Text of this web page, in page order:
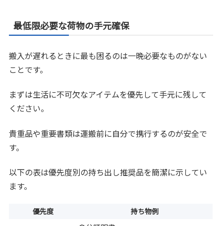
最低限必要な荷物の手元確保
搬入が遅れるときに最も困るのは一晩必要なものがない
ことです。
まずは生活に不可欠なアイテムを優先して手元に残して
ください。
貴重品や重要書類は運搬前に自分で携行するのが安全で
す。
以下の表は優先度別の持ち出し推奨品を簡潔に示してい
ます。
優先度 持ち物例